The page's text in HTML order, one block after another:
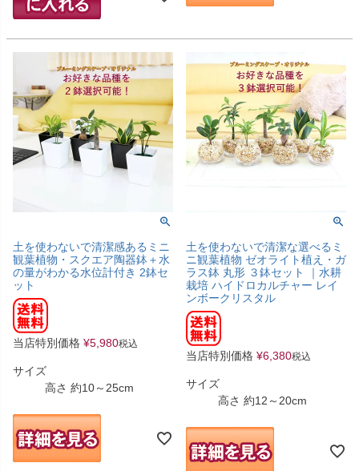
土を使わないで清潔感あるミニ
観葉植物・スクエア陶器鉢＋水
の量がわかる水位計付き 2鉢セ
ット
当店特別価格 ¥5,980税込
サイズ
高さ 約10～25cm
土を使わないで清潔な選べるミ
ニ観葉植物 ゼオライト植え・ガ
ラス鉢 丸形 ３鉢セット ｜水耕
栽培 ハイドロカルチャー レイ
ンボークリスタル
当店特別価格 ¥6,380税込
サイズ
高さ 約12～20cm